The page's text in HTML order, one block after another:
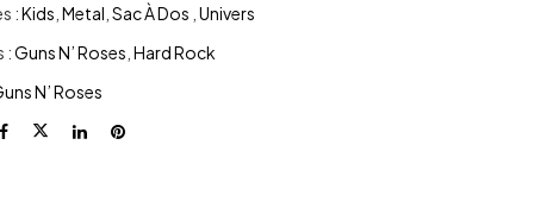
:Kids ,Metal ,Sac À Dos ,Univers
:Guns N’ Roses ,Hard Rock
N’ Roses